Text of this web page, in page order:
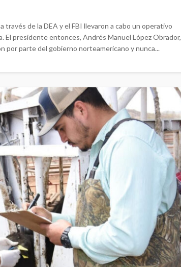
través de la DEA y el FBI llevaron a cabo un operativo
El presidente entonces, Andrés Manuel López Obrador,
por parte del gobierno norteamericano y nunca...